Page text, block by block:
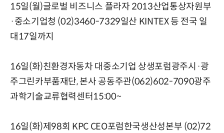
15일(월)글로벌 비즈니스 플라자 2013산업통상자원부
·중소기업청 (02)3460-7329일산 KINTEX 등 전국 일
대17일까지
16일(화)친환경자동차 대중소기업 상생포럼광주시·광
주그린카부품재단, 본사 공동주관(062)602-7090광주
과학기술교류협력센터15:00~
16일(화)제98회 KPC CEO포럼한국생산성본부 (02)72